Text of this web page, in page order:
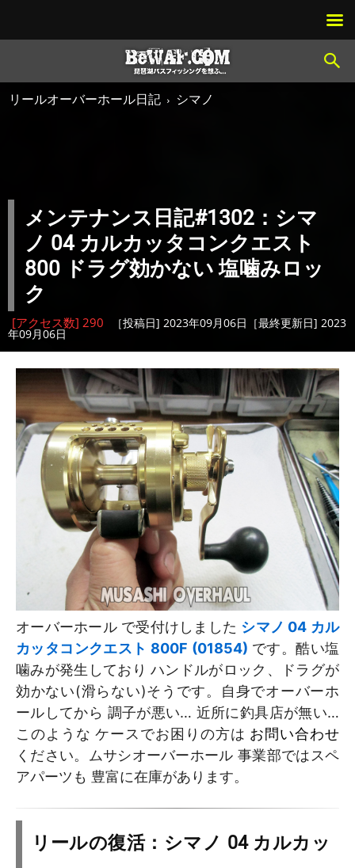
リールオーバーホール日記 シマノ
メンテナンス日記#1302：シマ
ノ 04 カルカッタコンクエスト
800 ドラグ効かない 塩噛みロッ
ク
[アクセス数] 290 ［投稿日] 2023年09月06日［最終更新日] 2023
年09月06日
オーバーホール で受付けしました シマノ 04 カル
カッタコンクエスト 800F (01854) です。酷い塩
噛みが発生しており ハンドルがロック、ドラグが
効かない(滑らない)そうです。自身でオーバーホ
ールしてから 調子が悪い… 近所に釣具店が無い…
このような ケースでお困りの方は お問い合わせ
ください。ムサシオーバーホール 事業部ではスペ
アパーツも 豊富に在庫があります。
リールの復活：シマノ 04 カルカッ